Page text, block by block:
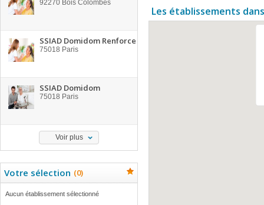
92270 Bois Colombes
SSIAD Domidom Renforce
75018 Paris
SSIAD Domidom
75018 Paris
Voir plus
Votre sélection (0)
Aucun établissement sélectionné
Les établissements